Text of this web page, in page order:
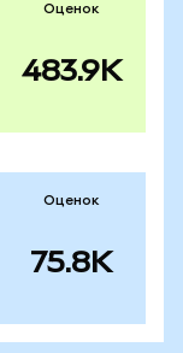
Оценок
483.9K
Оценок
75.8K